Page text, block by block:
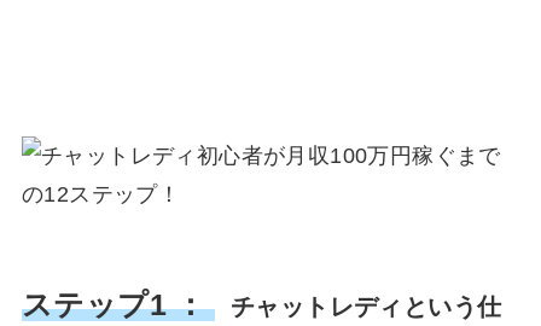
ステップ1 ：
チャットレディという仕